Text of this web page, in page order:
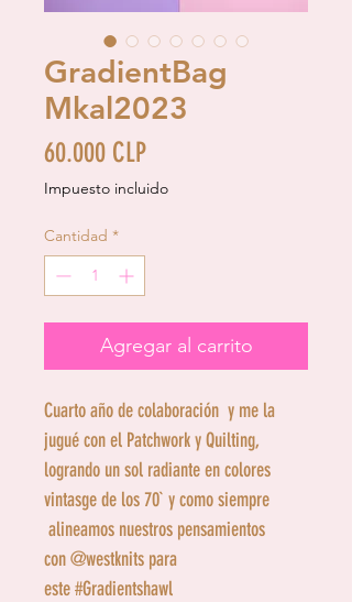
GradientBag
Mkal2023
60.000 CLPPrecio
Impuesto incluido
Cantidad *
Agregar al carrito
Cuarto año de colaboración y me la
jugué con el Patchwork y Quilting,
logrando un sol radiante en colores
vintasge de los 70` y como siempre
alineamos nuestros pensamientos
con @westknits para
este #Gradientshawl